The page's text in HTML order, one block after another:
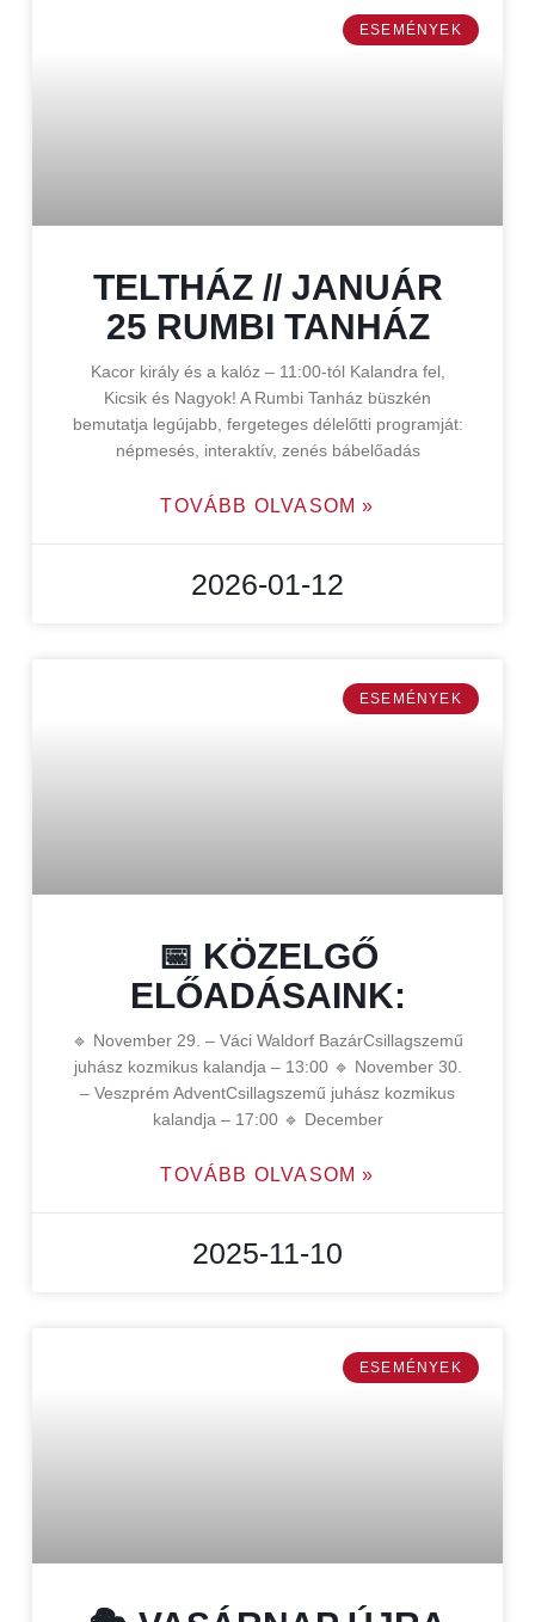
ESEMÉNYEK
TELTHÁZ // JANUÁR
25 RUMBI TANHÁZ
Kacor király és a kalóz – 11:00-tól Kalandra fel,
Kicsik és Nagyok! A Rumbi Tanház büszkén
bemutatja legújabb, fergeteges délelőtti programját:
népmesés, interaktív, zenés bábelőadás
TOVÁBB OLVASOM »
2026-01-12
ESEMÉNYEK
📅 KÖZELGŐ
ELŐADÁSAINK:
🔹 November 29. – Váci Waldorf BazárCsillagszemű
juhász kozmikus kalandja – 13:00 🔹 November 30.
– Veszprém AdventCsillagszemű juhász kozmikus
kalandja – 17:00 🔹 December
TOVÁBB OLVASOM »
2025-11-10
ESEMÉNYEK